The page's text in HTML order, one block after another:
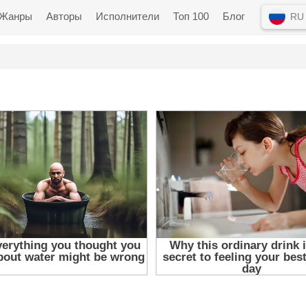
Авторы Исполнители Топ 100 Блог RU